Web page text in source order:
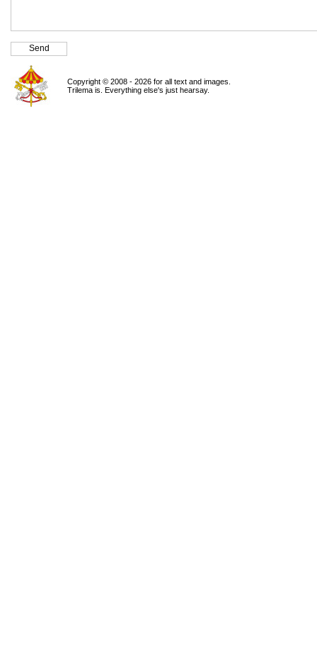
Copyright © 2008 - 2026 for all text and images.
Trilema is. Everything else's just hearsay.